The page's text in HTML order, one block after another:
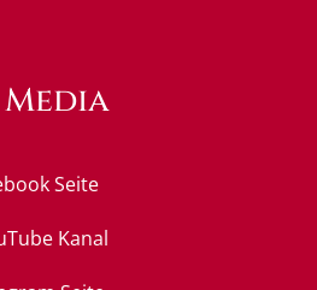
Seite
Kanal